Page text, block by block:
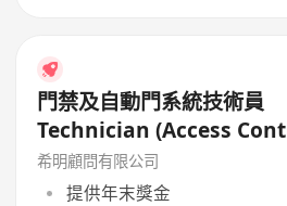
門禁及自動門系統技術員
Technician (Access
Automatic Door) - Work-
Balance
希明顧問有限公司
提供年末獎金